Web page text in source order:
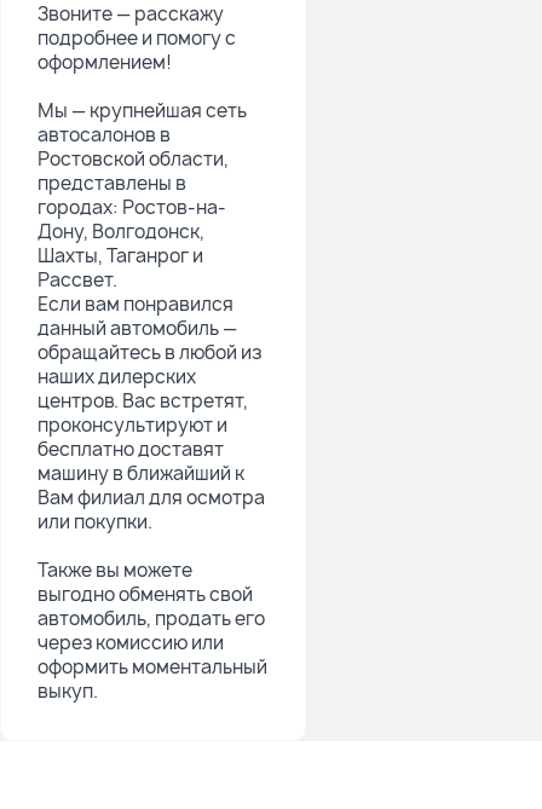
Звоните — расскажу
подробнее и помогу с
оформлением!
Мы — крупнейшая сеть
автосалонов в
Ростовской области,
представлены в
городах: Ростов-на-
Дону, Волгодонск,
Шахты, Таганрог и
Рассвет.
Если вам понравился
данный автомобиль —
обращайтесь в любой из
наших дилерских
центров. Вас встретят,
проконсультируют и
бесплатно доставят
машину в ближайший к
Вам филиал для осмотра
или покупки.
Также вы можете
выгодно обменять свой
автомобиль, продать его
через комиссию или
оформить моментальный
выкуп.